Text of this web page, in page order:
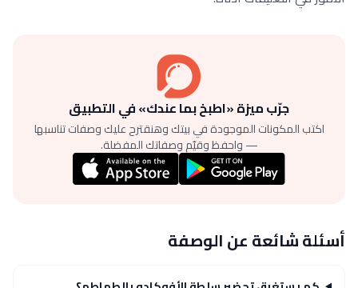
جرّب ميزة «اطبخ بما عندك» في التطبيق
اكتب المكونات الموجودة في بيتك وهنقترح عليك وصفات تناسبها
— واحفظ وقيّم وصفاتك المفضلة.
أسئلة شائعة عن الوصفة